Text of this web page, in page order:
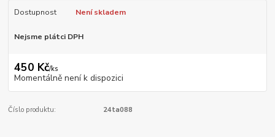
Dostupnost Není skladem
Nejsme plátci DPH
450 Kč/ks
Momentálně není k dispozici
Číslo produktu: 24ta088